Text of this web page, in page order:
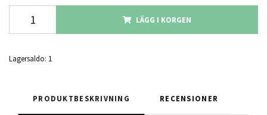
LÄGG I KORGEN
Lagersaldo: 1
PRODUKTBESKRIVNING RECENSIONER